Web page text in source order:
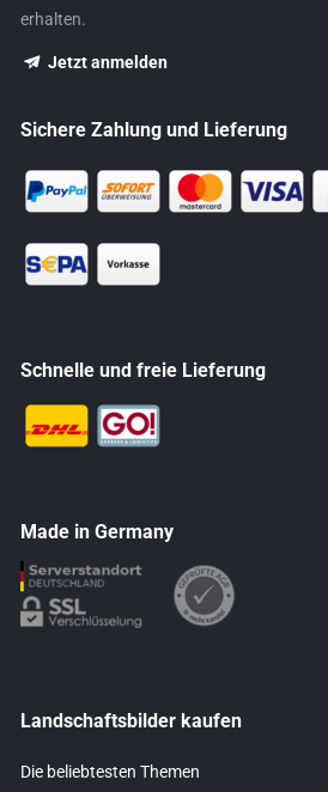
erhalten.
Jetzt anmelden
Sichere Zahlung und Lieferung
Schnelle und freie Lieferung
Made in Germany
Landschaftsbilder kaufen
Die beliebtesten Themen